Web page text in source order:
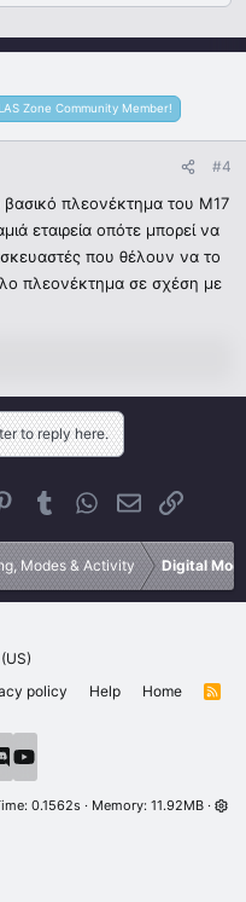
Zone Community Member!
#4
βασικό πλεονέκτημα του Μ17
εταιρεία οπότε μπορεί να
που θέλουν να το
πλεονέκτημα σε σχέση με
to reply here.
PinterestTumblrWhatsApp
EmailLink
Modes & Activity Digital
policy Help Home
R
0.1562s Memory 11.92MB